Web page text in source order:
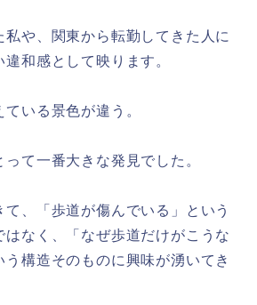
や、関東から転勤してきた人に
和感として映ります。
いる景色が違う。
て一番大きな発見でした。
て、「歩道が傷んでいる」という
はなく、「なぜ歩道だけがこうな
う構造そのものに興味が湧いてき